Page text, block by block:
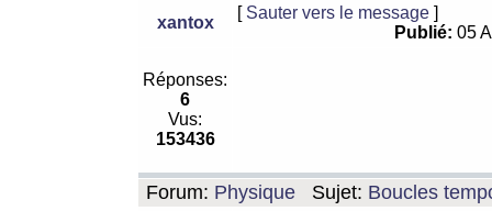
xantox
[ Sauter vers le message ]
Publié: 05
Réponses:
6
Vus:
153436
Forum: Physique Sujet: Boucles